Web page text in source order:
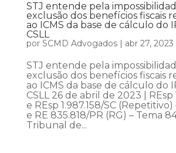
STJ entende pela
exclusão dos benefícios fiscais
ao ICMS da base de cálculo do
CSLL
por SCMD Advogados| abr 27, 2023
STJ entende pela
exclusão dos benefícios fiscais
ao ICMS da base de cálculo do
CSLL 26 de abril de 2023 | REsp
e REsp 1.987.158/SC (Repetitivo)
e RE 835.818/PR (RG) – Tema
Tribunal de...